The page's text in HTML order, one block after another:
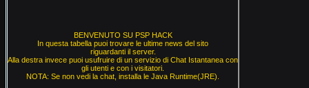
BENVENUTO SU PSP HACK
In questa tabella puoi trovare le ultime news del sito
riguardanti il server.
Alla destra invece puoi usufruire di un servizio di Chat Istantanea con
gli utenti e con i visitatori.
NOTA: Se non vedi la chat, installa le Java Runtime(JRE).